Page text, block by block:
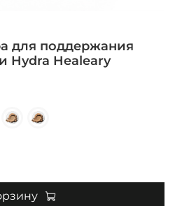
для поддержания
Hydra Healeary